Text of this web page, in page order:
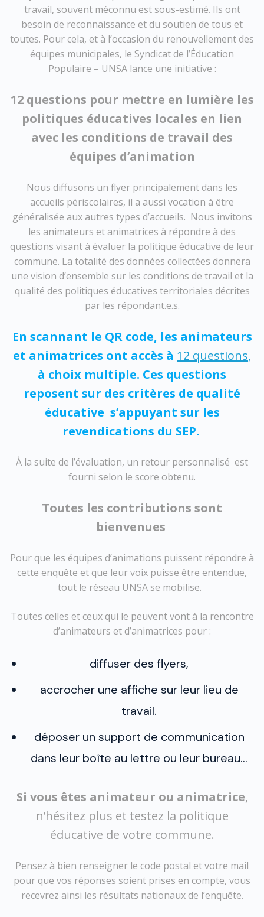
travail, souvent méconnu est sous-estimé. Ils ont
besoin de reconnaissance et du soutien de tous et
toutes. Pour cela, et à l’occasion du renouvellement des
équipes municipales, le Syndicat de l’Éducation
Populaire – UNSA lance une initiative :
12 questions pour mettre en lumière les
politiques éducatives locales en lien
avec les conditions de travail des
équipes d’animation
Nous diffusons un flyer principalement dans les
accueils périscolaires, il a aussi vocation à être
généralisée aux autres types d’accueils. Nous invitons
les animateurs et animatrices à répondre à des
questions visant à évaluer la politique éducative de leur
commune. La totalité des données collectées donnera
une vision d’ensemble sur les conditions de travail et la
qualité des politiques éducatives territoriales décrites
par les répondant.e.s.
En scannant le QR code, les animateurs
et animatrices ont accès à 12 questions,
à choix multiple. Ces questions
reposent sur des critères de qualité
éducative s’appuyant sur les
revendications du SEP.
À la suite de l’évaluation, un retour personnalisé est
fourni selon le score obtenu.
Toutes les contributions sont
bienvenues
Pour que les équipes d’animations puissent répondre à
cette enquête et que leur voix puisse être entendue,
tout le réseau UNSA se mobilise.
Toutes celles et ceux qui le peuvent vont à la rencontre
d’animateurs et d’animatrices pour :
diffuser des flyers,
accrocher une affiche sur leur lieu de
travail.
déposer un support de communication
dans leur boîte au lettre ou leur bureau…
Si vous êtes animateur ou animatrice,
n’hésitez plus et testez la politique
éducative de votre commune.
Pensez à bien renseigner le code postal et votre mail
pour que vos réponses soient prises en compte, vous
recevrez ainsi les résultats nationaux de l’enquête.